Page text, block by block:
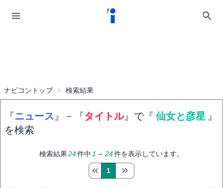
ナビコントップ 検索結果
『ニュース 』 − 『タイトル』で『 仙女と彦星 』
を検索
検索結果24件中 1 ～ 24件を表示しています。
1